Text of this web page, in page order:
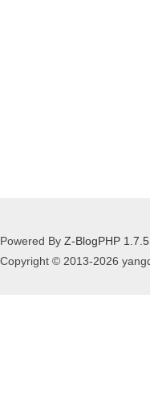
Powered By Z-BlogPHP 1.7.5
Copyright © 2013-2026